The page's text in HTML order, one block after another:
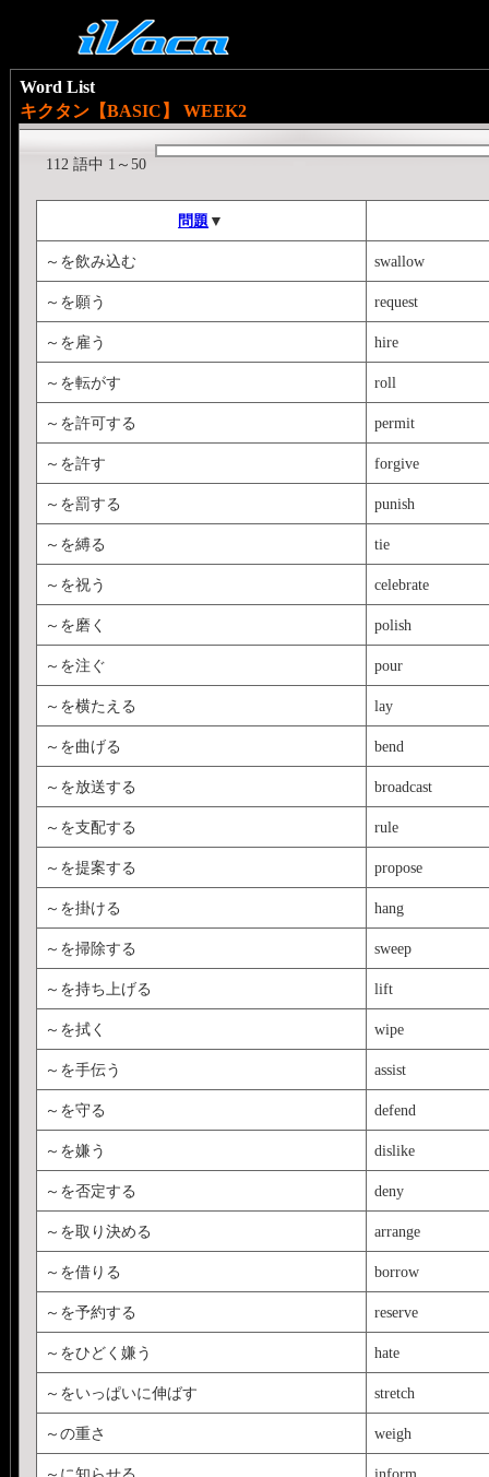
Word List
キクタン【BASIC】 WEEK2
112 語中 1～50
問題 ▼
～を飲み込む swallow
～を願う request
～を雇う hire
～を転がす roll
～を許可する permit
～を許す forgive
～を罰する punish
～を縛る tie
～を祝う celebrate
～を磨く polish
～を注ぐ pour
～を横たえる lay
～を曲げる bend
～を放送する broadcast
～を支配する rule
～を提案する propose
～を掛ける hang
～を掃除する sweep
～を持ち上げる lift
～を拭く wipe
～を手伝う assist
～を守る defend
～を嫌う dislike
～を否定する deny
～を取り決める arrange
～を借りる borrow
～を予約する reserve
～をひどく嫌う hate
～をいっぱいに伸ばす stretch
～の重さ weigh
～に知らせる inform